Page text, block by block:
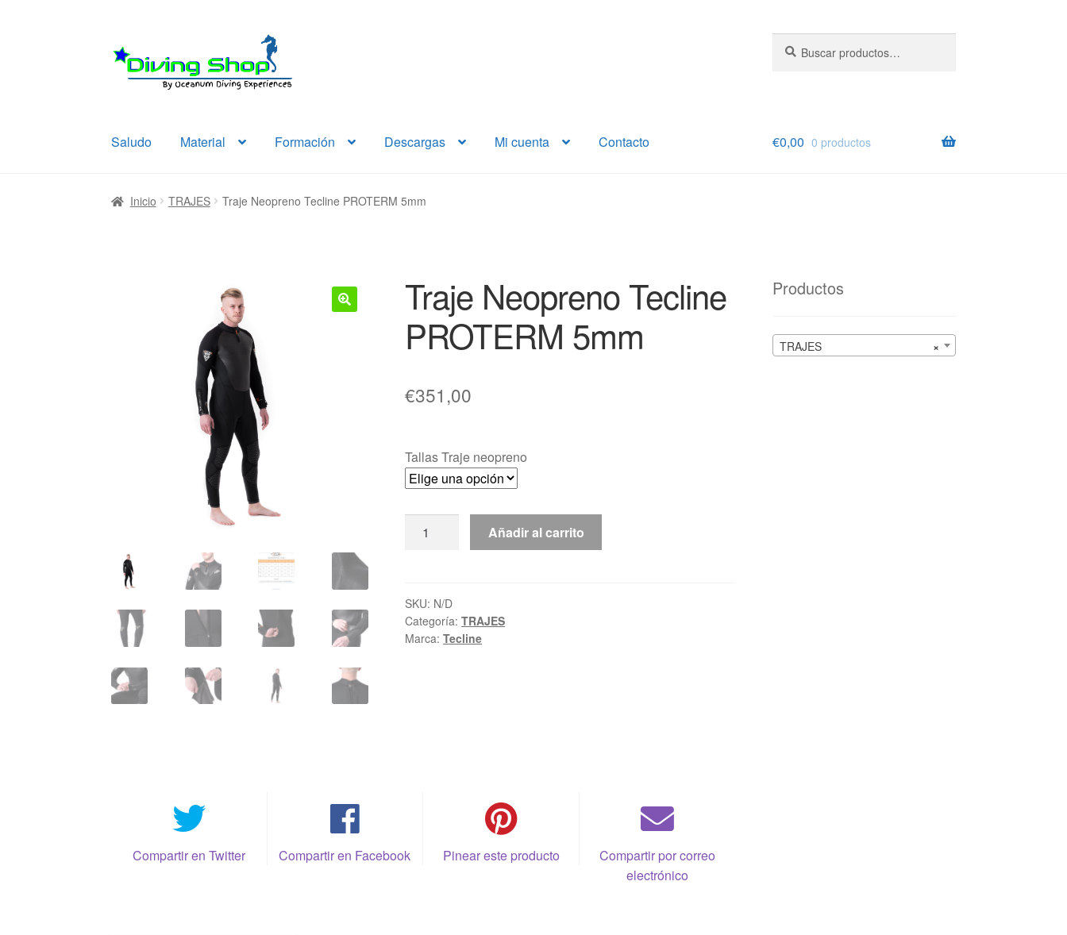
a
al
contenido
por:
Saludo Material Formación Descargas Mi cuenta Contacto €0,00 0 productos
Inicio TRAJES Traje Neopreno Tecline PROTERM 5mm
Traje Neopreno Tecline
PROTERM 5mm
€351,00
Tallas Traje neopreno
Neopreno
5mm
cantidad
Añadir al carrito
SKU: N/D
Categoría:TRAJES
Marca:Tecline
Compartir en Twitter Compartir en Facebook Pinear este producto
Compartir por correo
electrónico
Productos
×
TRAJES